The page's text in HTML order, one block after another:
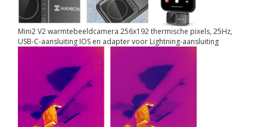
Mini2 V2 warmtebeeldcamera 256x192 thermische pixels, 25Hz,
USB-C-aansluiting IOS en adapter voor Lightning-aansluiting